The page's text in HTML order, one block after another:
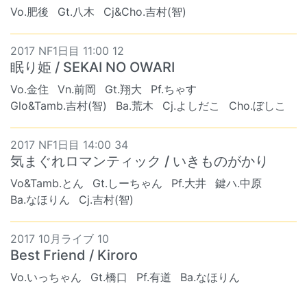
Vo.肥後 Gt.八木 Cj&Cho.吉村(智)
2017 NF1日目 11:00 12
眠り姫 / SEKAI NO OWARI
Vo.金住 Vn.前岡 Gt.翔大
Pf.ちゃす
Glo&Tamb.吉村(智)
Ba.荒木 Cj.よしだこ Cho.ぼしこ
2017 NF1日目 14:00 34
気まぐれロマンティック / いきものがかり
Vo&Tamb.とん Gt.しーちゃん Pf.大井
鍵ハ.中原
Ba.なほりん
Cj.吉村(智)
2017 10月ライブ 10
Best Friend / Kiroro
Vo.いっちゃん Gt.橋口 Pf.有道
Ba.なほりん